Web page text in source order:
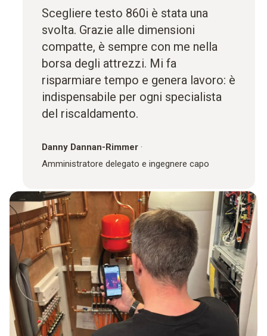
Scegliere testo 860i è stata una
svolta. Grazie alle dimensioni
compatte, è sempre con me nella
borsa degli attrezzi. Mi fa
risparmiare tempo e genera lavoro: è
indispensabile per ogni specialista
del riscaldamento.
Danny Dannan-Rimmer ·
Amministratore delegato e ingegnere capo